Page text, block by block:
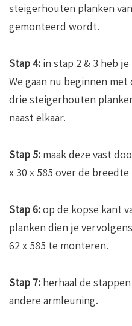
steigerhouten planken van
gemonteerd wordt.
Stap 4: in stap 2 & 3 heb
We gaan nu beginnen
drie steigerhouten
naast elkaar.
Stap 5: maak deze vast
x 30 x 585 over de
Stap 6:op de kopse kant
planken dien je
62 x 585 te monteren.
Stap 7: herhaal de
andere armleuning.